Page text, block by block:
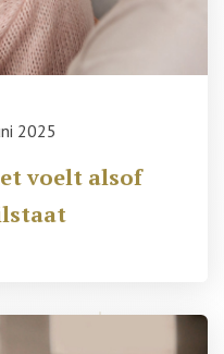
2025
voelt alsof